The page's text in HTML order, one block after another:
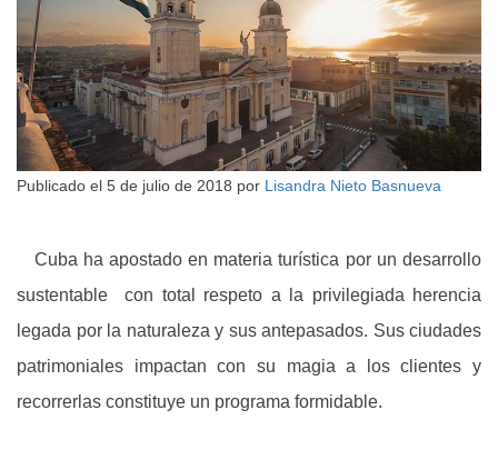
Publicado el 5 de julio de 2018 por Lisandra Nieto Basnueva
Cuba ha apostado en materia turística por un desarrollo
sustentable con total respeto a la privilegiada herencia
legada por la naturaleza y sus antepasados. Sus ciudades
patrimoniales impactan con su magia a los clientes y
recorrerlas constituye un programa formidable.